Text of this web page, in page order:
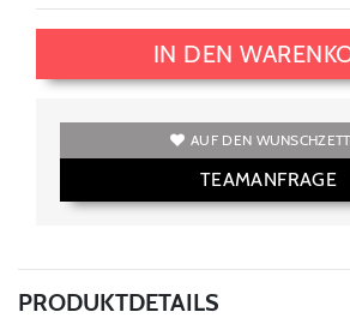
IN DEN
AUF DEN
TEAMANFRAGE
PRODUKTDETAILS